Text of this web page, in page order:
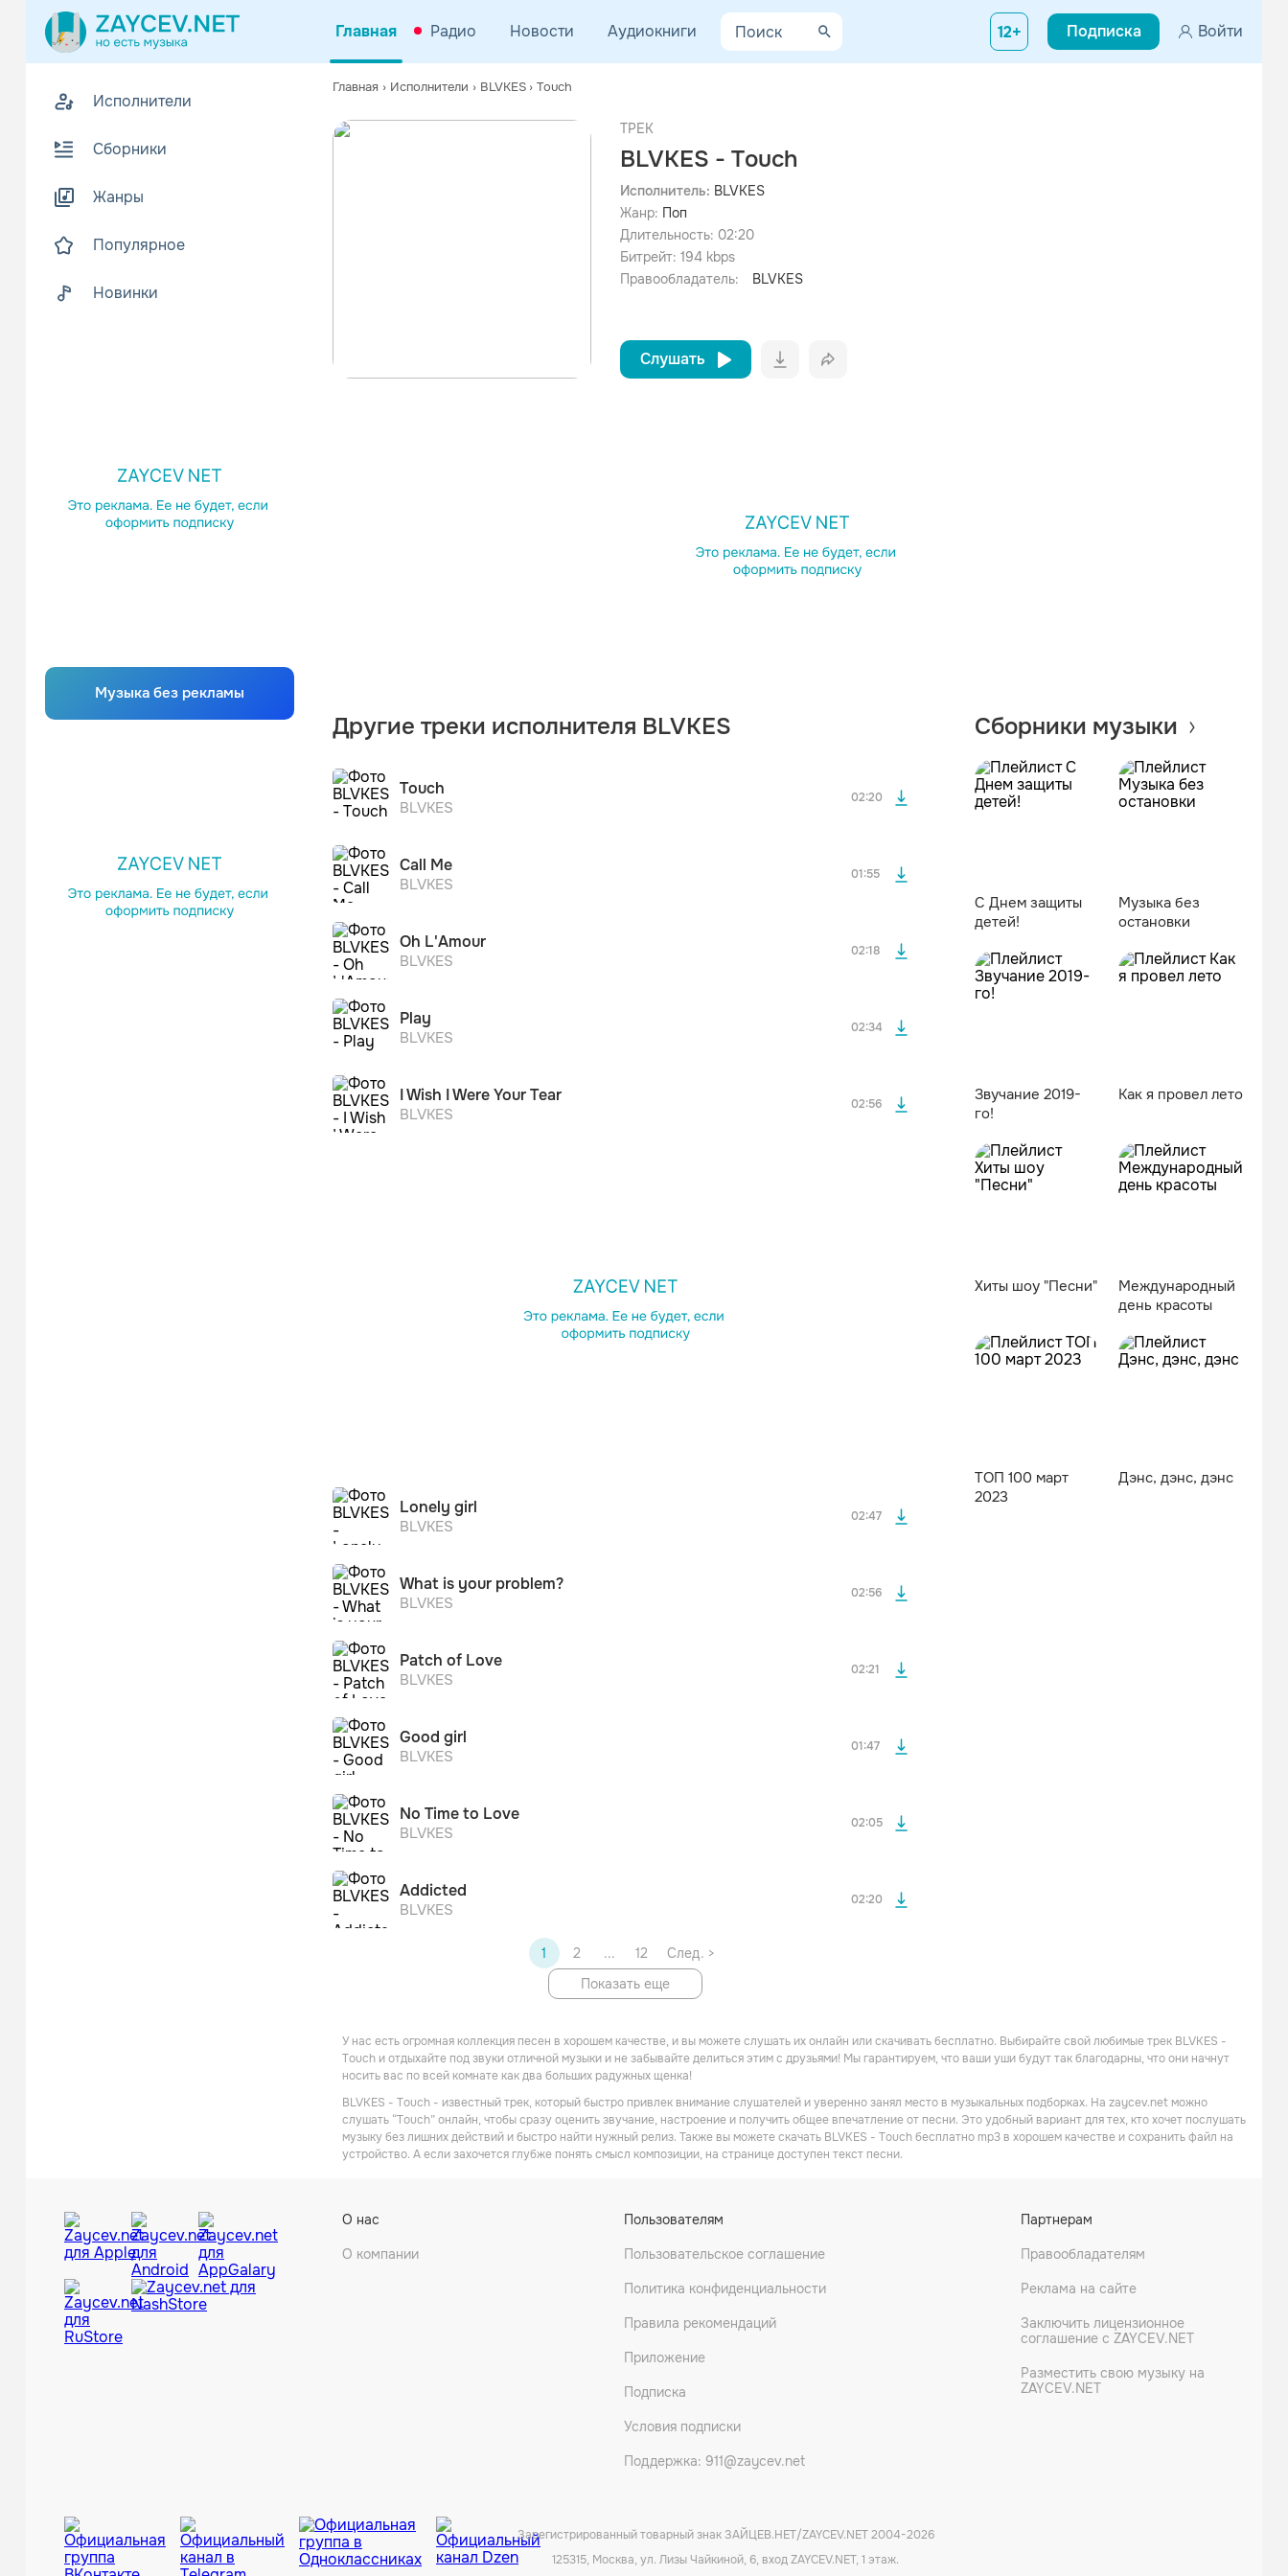
Главная Радио Новости Аудиокниги 12+ Подписка Войти
Исполнители
Сборники
Жанры
Популярное
Новинки
Музыка без рекламы
Главная › Исполнители › BLVKES › Touch
ТРЕК
BLVKES - Touch
Исполнитель: BLVKES
Жанр: Поп
Длительность: 02:20
Битрейт: 194 kbps
Правообладатель:
BLVKES
Слушать
просмотра рекламы
оформления подписки.
После просмотра Вы сможете скачать 3 файла без
дополнительной рекламы!
Другие треки исполнителя BLVKES
Touch
BLVKES
02:20
Call Me
BLVKES
01:55
просмотра рекламы
Oh L'Amour
BLVKES
02:18
Play
BLVKES
02:34
I Wish I Were Your Tear
BLVKES
02:56
Lonely girl
BLVKES
02:47
What is your problem?
BLVKES
02:56
Patch of Love
BLVKES
02:21
Good girl
BLVKES
01:47
No Time to Love
BLVKES
02:05
Addicted
BLVKES
02:20
1 2 ... 12
След. >
Показать еще
Сборники музыки
С Днем защиты
детей!
Музыка без
остановки
Звучание 2019-
го!
Как я провел лето
Хиты шоу "Песни"
Мeждунapoдный
дeнь кpacoты
ТОП 100 март
2023
Дэнс, дэнс, дэнс
У нас есть огромная коллекция песен в хорошем качестве, и вы можете слушать их онлайн или скачивать бесплатно. Выбирайте свой любимые трек BLVKES -
Touch и отдыхайте под звуки отличной музыки и не забывайте делиться этим с друзьями! Мы гарантируем, что ваши уши будут так благодарны, что они начнут
носить вас по всей комнате как два больших радужных щенка!
BLVKES - Touch - известный трек, который быстро привлек внимание слушателей и уверенно занял место в музыкальных подборках. На zaycev.net можно
слушать “Touch” онлайн, чтобы сразу оценить звучание, настроение и получить общее впечатление от песни. Это удобный вариант для тех, кто хочет послушать
музыку без лишних действий и быстро найти нужный релиз. Также вы можете скачать BLVKES - Touch бесплатно mp3 в хорошем качестве и сохранить файл на
устройство. А если захочется глубже понять смысл композиции, на странице доступен текст песни.
О нас
О компании
Пользователям
Пользовательское соглашение
Политика конфиденциальности
Правила рекомендаций
Приложение
Подписка
Условия подписки
Поддержка: 911@zaycev.net
Партнерам
Правообладателям
Реклама на сайте
Заключить лицензионное
соглашение с ZAYCEV.NET
Разместить свою музыку на
ZAYCEV.NET
Зарегистрированный товарный знак ЗАЙЦЕВ.НЕТ/ZAYCEV.NET 2004-2026
125315, Москва, ул. Лизы Чайкиной, 6, вход ZAYCEV.NET, 1 этаж.